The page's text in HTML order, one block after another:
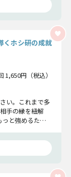
ホシ研の成就
1,650円（税込）
い。これまで多
手の縁を紐解
っと強めるため